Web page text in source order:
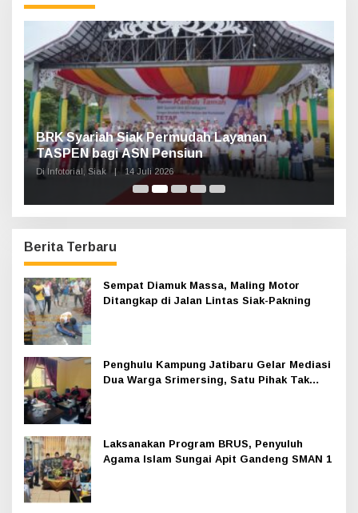
:
Haul Sultan Siak ke-60 Digelar, Bupati Afni
Ajak Masyarakat Lestarikan Sejarah
Kesultanan
Di Infotorial, Siak | 12 Juli 2026
Berita Terbaru
Sempat Diamuk Massa, Maling Motor
Ditangkap di Jalan Lintas Siak-Pakning
Penghulu Kampung Jatibaru Gelar Mediasi
Dua Warga Srimersing, Satu Pihak Tak
Laksanakan Program BRUS, Penyuluh
Agama Islam Sungai Apit Gandeng SMAN 1